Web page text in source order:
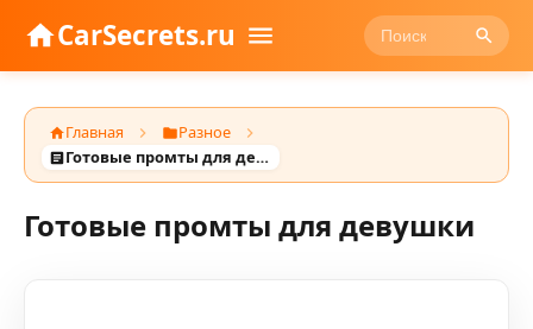
CarSecrets.ru
Главная
Разное
Готовые промты для девушки
Готовые промты для девушки